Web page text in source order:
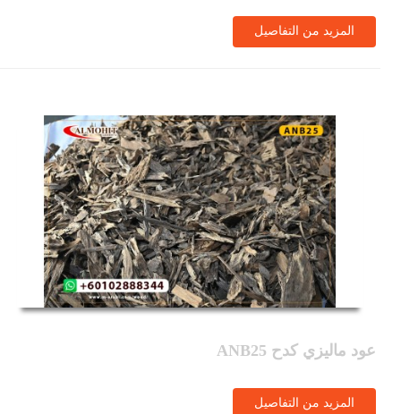
المزيد من التفاصيل
عود ماليزي كدح ANB25
المزيد من التفاصيل